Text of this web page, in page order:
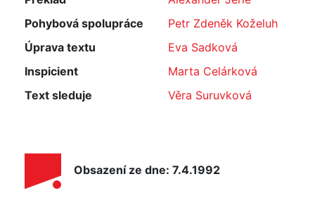
Pohybová spolupráce
Petr Zdeněk Koželuh
Úprava textu
Eva Sadková
Inspicient
Marta Celárková
Text sleduje
Věra Suruvková
Obsazení ze dne: 7.4.1992